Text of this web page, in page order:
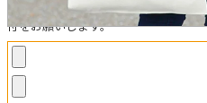
お見積り参考データがある方は「フ
付をお願いします。